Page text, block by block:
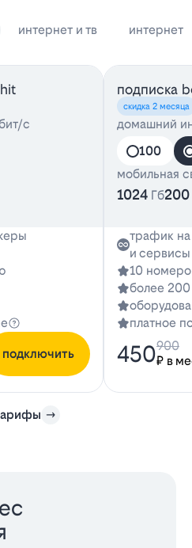
интернет и тв интернет
с
подключить
подписка
скидка 2 месяца
домашний
100
мобильная
1024 Гб200
трафик
и сервисы
10
более 200
платное
450₽ в
900